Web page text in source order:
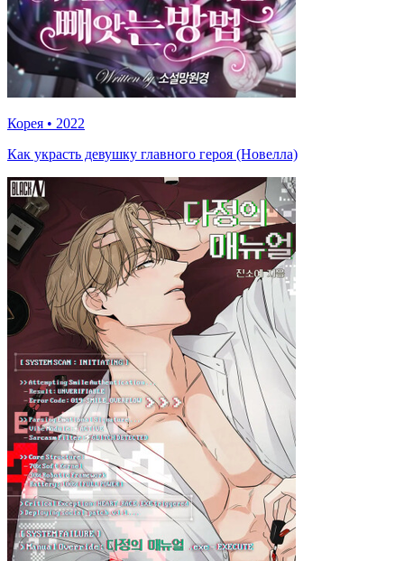
Корея • 2022
Как украсть девушку главного героя (Новелла)